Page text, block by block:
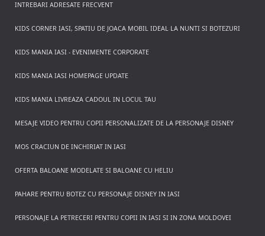
INTREBARI ADRESATE FRECVENT
KIDS CORNER IASI, SPATIU DE JOACA MOBIL IDEAL LA NUNTI SI BOTEZURI
KIDS MANIA IASI - EVENIMENTE CORPORATE
KIDS MANIA IASI HOMEPAGE UPDATE
KIDS MANIA LIVREAZA CADOUL IN LOCUL TAU
MESAJE VIDEO PENTRU COPII PERSONALIZATE DE LA PERSONAJE DISNEY
MOS CRACIUN DE INCHIRIAT IN IASI
OFERTA BALOANE MODELATE SI BALOANE CU HELIU
PAHARE PENTRU BOTEZ CU PERSONAJE DISNEY IN IASI
PERSONAJE LA PETRECERI PENTRU COPII IN IASI SI IN ZONA MOLDOVEI